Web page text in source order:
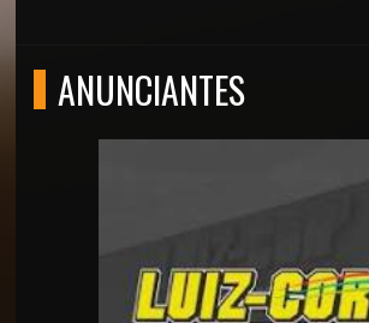
ANUNCIANTES